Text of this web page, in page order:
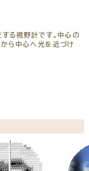
る視野計です。中心の
ら中心へ光を近づけ